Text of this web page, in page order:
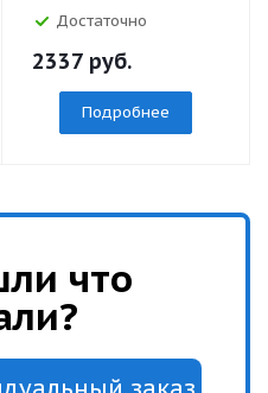
Достаточно
2337 руб.
Подробнее
что